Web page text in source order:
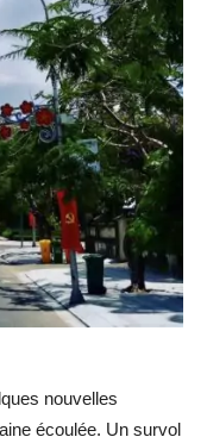
nouvelles
écoulée. Un survol